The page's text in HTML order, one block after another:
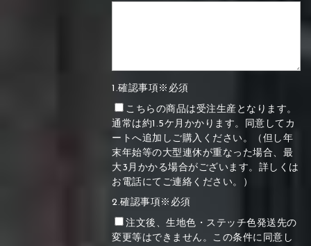
1.確認事項※必須
こちらの商品は受注生産となります。
通常は約1.5ケ月かかります。同意してカ
ートへ追加しご購入ください。（但し年
末年始等の大型連休が重なった場合、最
大3月かかる場合がございます。詳しくは
お電話にてご連絡ください。）
2.確認事項※必須
注文後、生地色・ステッチ色発送先の
変更等はできません。この条件に同意し